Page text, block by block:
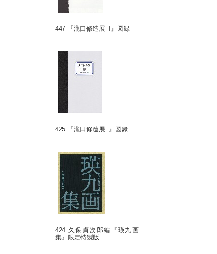
447 『瀧口修造展 II』図録
425 『瀧口修造展 I』図録
424 久保貞次郎編『瑛九画
集』限定特製版